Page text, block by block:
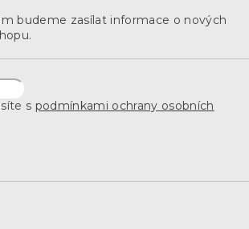
budeme zasílat informace o nových
s podmínkami ochrany osobních